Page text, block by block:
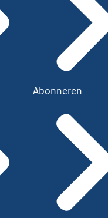
Abonneren